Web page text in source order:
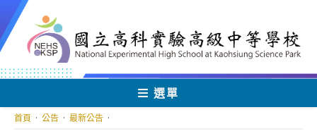
轉
至
要
容
選單
首頁 · 公告 · 最新公告 ·